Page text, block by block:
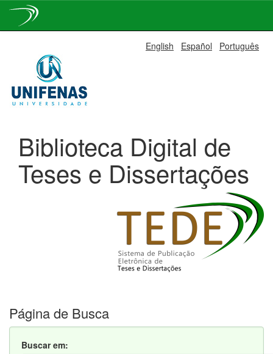
navigation
English Español Português
Biblioteca Digital de
Teses e Dissertações
Página de Busca
Buscar em: